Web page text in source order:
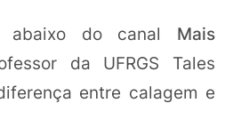
abaixo do canal Mais
da UFRGS Tales
entre calagem e